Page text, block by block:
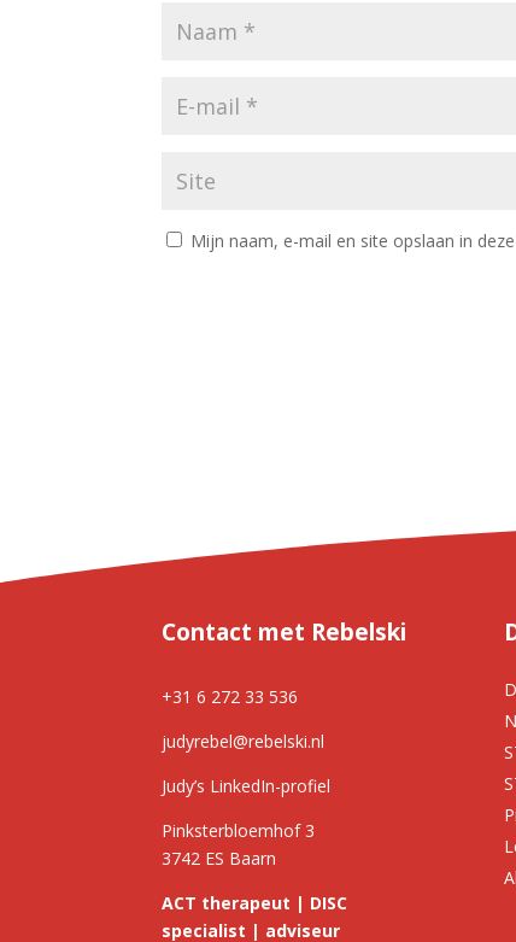
Mijn naam, e-mail en site opslaan in
Contact met Rebelski
+31 6 272 33 536
judyrebel@rebelski.nl
Judy’s LinkedIn-profiel
Pinksterbloemhof 3
3742 ES Baarn
ACT therapeut | DISC
specialist | adviseur